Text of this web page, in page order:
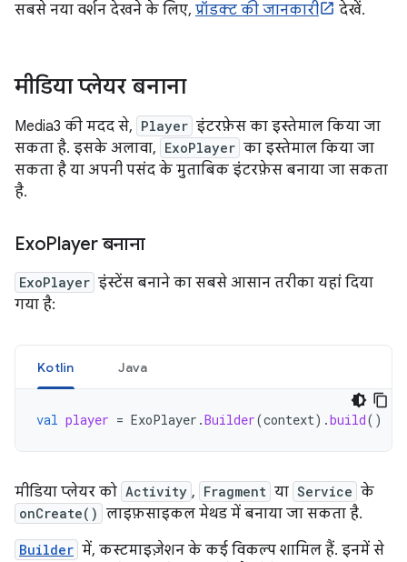
सबसे नया वर्शन देखने के लिए, प्रॉडक्ट की जानकारी देखें.
मीडिया प्लेयर बनाना
Media3 की मदद से, Player इंटरफ़ेस का इस्तेमाल किया जा
सकता है. इसके अलावा, ExoPlayer का इस्तेमाल किया जा
सकता है या अपनी पसंद के मुताबिक इंटरफ़ेस बनाया जा सकता
है.
ExoPlayer बनाना
ExoPlayer इंस्टेंस बनाने का सबसे आसान तरीका यहां दिया
गया है:
Kotlin Java
val player = ExoPlayer .Builder(context).build()
मीडिया प्लेयर को Activity , Fragment या Service के
onCreate() लाइफ़साइकल मेथड में बनाया जा सकता है.
Builder में, कस्टमाइज़ेशन के कई विकल्प शामिल हैं. इनमें से